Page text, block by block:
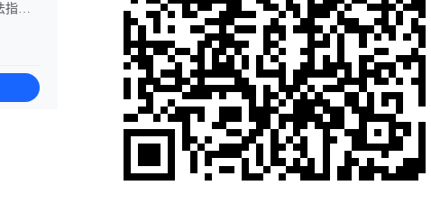
权益十：运营方法指导和免费培训课程